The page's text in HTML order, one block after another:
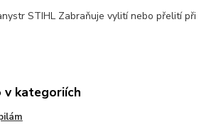
STIHL Zabraňuje vylití nebo přelití při
v kategoriích